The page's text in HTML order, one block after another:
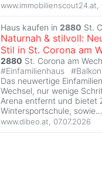
www.immobilienscout24.at
Haus kaufen in 2880 St.
Naturnah & stilvoll:
Stil in St. Corona am
2880 St. Corona am
#Einfamilienhaus #Balkon
Das neuwertige
Wechsel, nur wenige
Arena entfernt und bietet
Wintersportschule, sowie...
www.dibeo.at 07.07.2026